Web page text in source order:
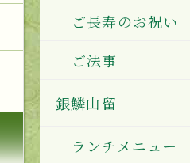
ご長寿のお祝い
ご法事
銀鱗山留
ランチメニュー